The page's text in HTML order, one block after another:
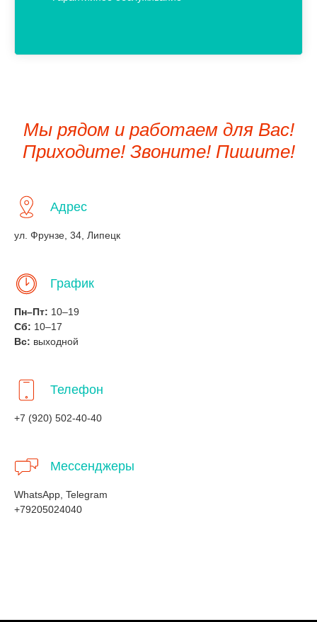
Мы рядом и работаем для Вас!
Приходите! Звоните! Пишите!
Адрес
ул. Фрунзе, 34, Липецк
График
Пн–Пт: 10–19
Сб: 10–17
Вс: выходной
Телефон
+7 (920) 502-40-40
Мессенджеры
WhatsApp, Telegram
+79205024040